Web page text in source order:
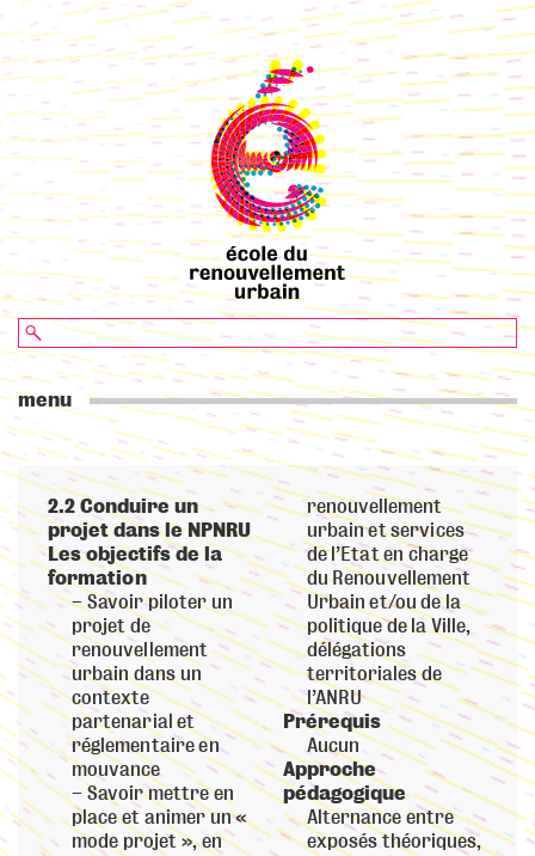
menu
2.2 Conduire un
projet dans le NPNRU
Les objectifs de la
formation
Savoir piloter un
projet de
renouvellement
urbain dans un
contexte
partenarial et
réglementaire en
mouvance
Savoir mettre en
place et animer un «
mode projet », en
renouvellement
urbain et services
de l’Etat en charge
du Renouvellement
Urbain et/ou de la
politique de la Ville,
délégations
territoriales de
l’ANRU
Prérequis
Aucun
Approche
pédagogique
Alternance entre
exposés théoriques,